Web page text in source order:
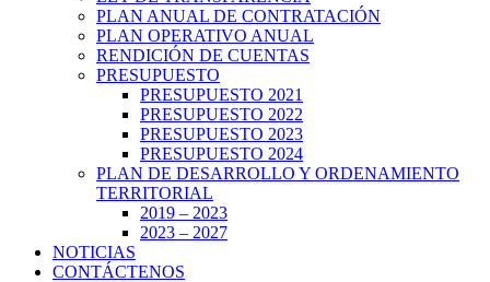
PLAN ANUAL DE CONTRATACIÓN
PLAN OPERATIVO ANUAL
RENDICIÓN DE CUENTAS
PRESUPUESTO
PRESUPUESTO 2021
PRESUPUESTO 2022
PRESUPUESTO 2023
PRESUPUESTO 2024
PLAN DE DESARROLLO Y ORDENAMIENTO
TERRITORIAL
2019 – 2023
2023 – 2027
NOTICIAS
CONTÁCTENOS